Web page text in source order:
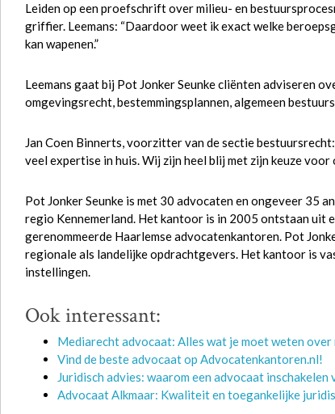
Leiden op een proefschrift over milieu- en
griffier. Leemans: “Daardoor weet ik exact welke
kan wapenen.”
Leemans gaat bij Pot Jonker Seunke cliënten adviseren
omgevingsrecht, bestemmingsplannen, algemeen
Jan Coen Binnerts, voorzitter van de sectie
veel expertise in huis. Wij zijn heel blij met zijn keuze voor
Pot Jonker Seunke is met 30 advocaten en ongeveer 35
regio Kennemerland. Het kantoor is in 2005 ontstaan uit
gerenommeerde Haarlemse advocatenkantoren. Pot
regionale als landelijke opdrachtgevers. Het kantoor is
instellingen.
Ook interessant:
Mediarecht advocaat: Alles wat je moet weten
Vind de beste advocaat op Advocatenkantoren.nl!
Juridisch advies: waarom een advocaat inschakelen
Advocaat Alkmaar: Kwaliteit en toegankelijke